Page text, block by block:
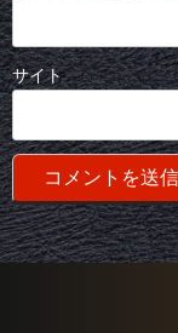
サイト